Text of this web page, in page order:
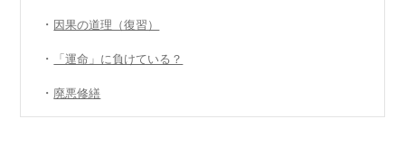
・ 因果の道理（復習）
・ 「運命」に負けている？
・ 廃悪修繕